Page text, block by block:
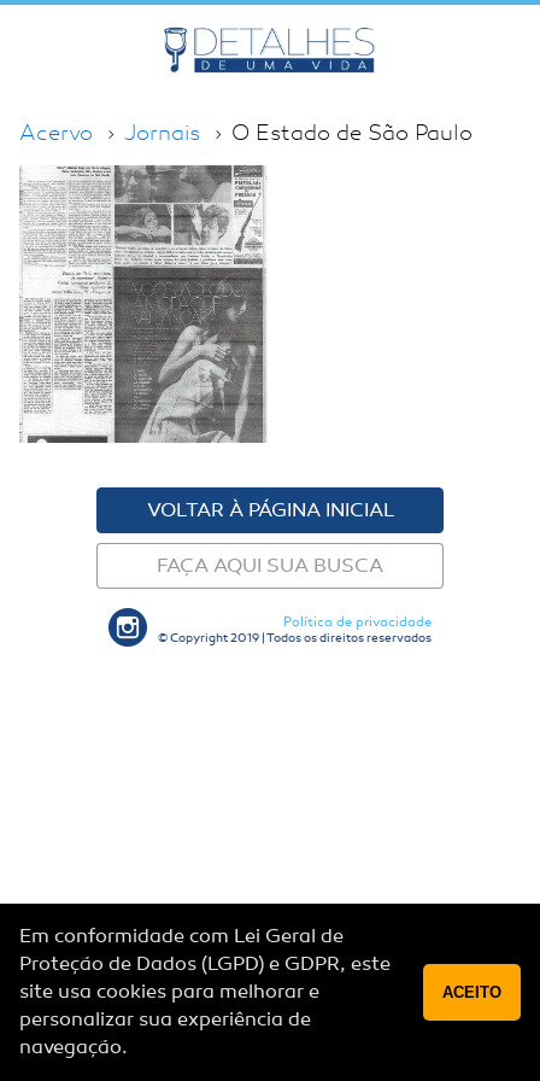
Acervo Jornais O Estado de São Paulo
VOLTAR À PÁGINA INICIAL
FAÇA AQUI SUA BUSCA
Política de privacidade
© Copyright 2019 | Todos os direitos reservados
Em conformidade com Lei Geral de
Proteção de Dados (LGPD) e GDPR, este
site usa cookies para melhorar e
personalizar sua experiência de
navegação.
ACEITO